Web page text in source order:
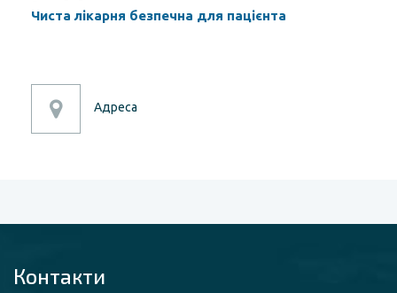
Чиста лікарня безпечна для пацієнта
Адреса
Контакти